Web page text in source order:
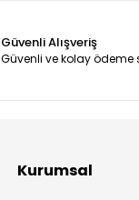
Güvenli Alışveriş
Güvenli ve kolay ödeme
Kurumsal